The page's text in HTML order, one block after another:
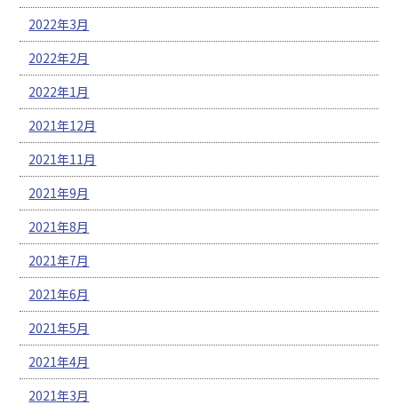
2022年3月
2022年2月
2022年1月
2021年12月
2021年11月
2021年9月
2021年8月
2021年7月
2021年6月
2021年5月
2021年4月
2021年3月